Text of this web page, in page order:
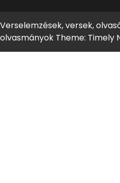
Verselemzések, versek,
olvasmányok Theme: Timely